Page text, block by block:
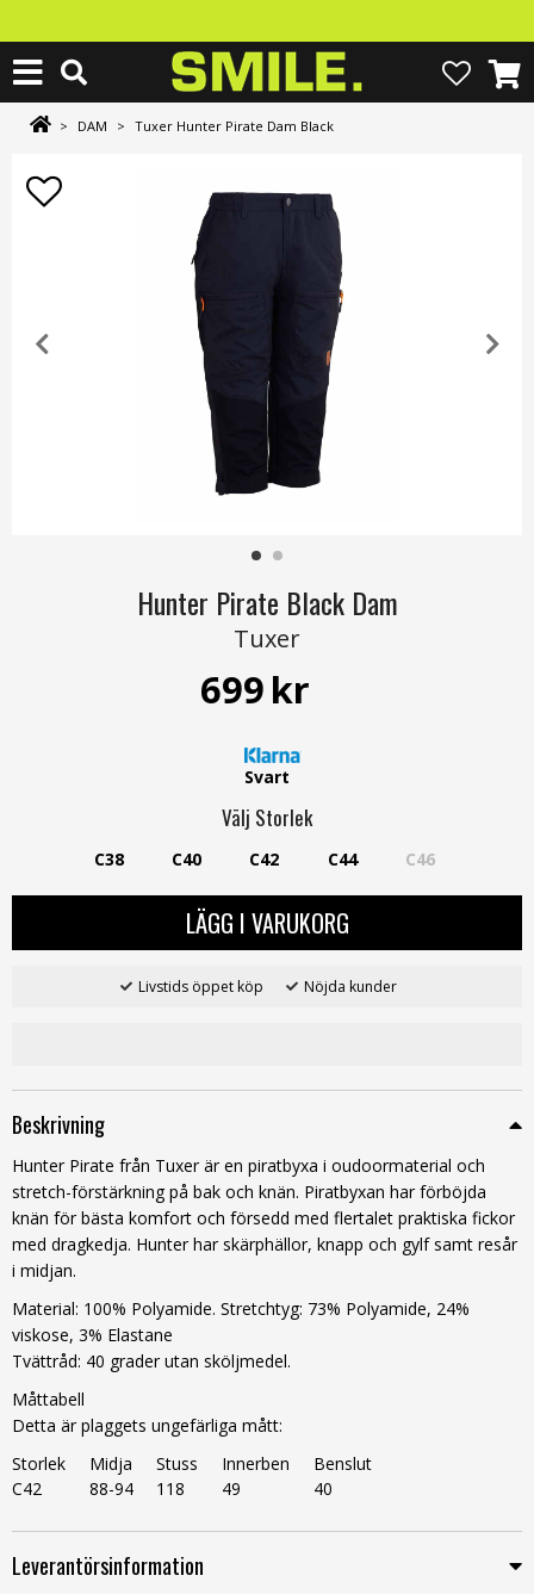
> DAM > Tuxer Hunter Pirate Dam Black
Hunter Pirate Black Dam
Tuxer
699kr
Svart
Välj Storlek
C38 C40 C42 C44 C46
LÄGG I VARUKORG
Livstids öppet köp Nöjda kunder
Beskrivning
Hunter Pirate från Tuxer är en piratbyxa i oudoormaterial och
stretch-förstärkning på bak och knän. Piratbyxan har förböjda
knän för bästa komfort och försedd med flertalet praktiska fickor
med dragkedja. Hunter har skärphällor, knapp och gylf samt resår
i midjan.
Material: 100% Polyamide. Stretchtyg: 73% Polyamide, 24%
viskose, 3% Elastane
Tvättråd: 40 grader utan sköljmedel.
Måttabell
Detta är plaggets ungefärliga mått:
Storlek Midja Stuss Innerben Benslut
C42
88-94 118 49 40
Leverantörsinformation